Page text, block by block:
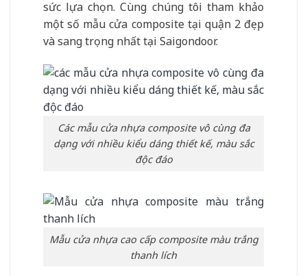
sức lựa chọn. Cùng chúng tôi tham khảo
một số mẫu cửa composite tại quận 2 đẹp
và sang trọng nhất tại Saigondoor.
Các mẫu cửa nhựa composite vô cùng đa
dạng với nhiều kiểu dáng thiết kế, màu sắc
độc đáo
Mẫu cửa nhựa cao cấp composite màu trắng
thanh lích